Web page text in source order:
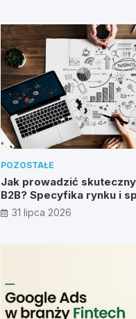
POZOSTAŁE
Jak prowadzić
B2B? Specyfika rynku i
metody
31 lipca 2026